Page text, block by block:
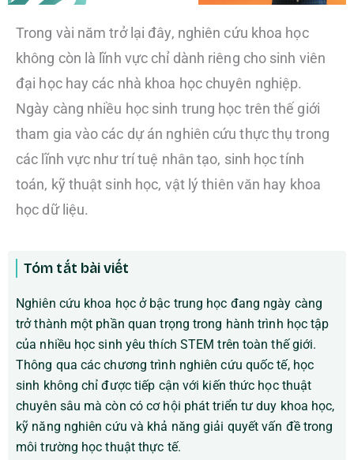
Trong vài năm trở lại đây, nghiên cứu khoa học
không còn là lĩnh vực chỉ dành riêng cho sinh viên
đại học hay các nhà khoa học chuyên nghiệp.
Ngày càng nhiều học sinh trung học trên thế giới
tham gia vào các dự án nghiên cứu thực thụ trong
các lĩnh vực như trí tuệ nhân tạo, sinh học tính
toán, kỹ thuật sinh học, vật lý thiên văn hay khoa
học dữ liệu.
Tóm tắt bài viết
Nghiên cứu khoa học ở bậc trung học đang ngày càng
trở thành một phần quan trọng trong hành trình học tập
của nhiều học sinh yêu thích STEM trên toàn thế giới.
Thông qua các chương trình nghiên cứu quốc tế, học
sinh không chỉ được tiếp cận với kiến thức học thuật
chuyên sâu mà còn có cơ hội phát triển tư duy khoa học,
kỹ năng nghiên cứu và khả năng giải quyết vấn đề trong
môi trường học thuật thực tế.